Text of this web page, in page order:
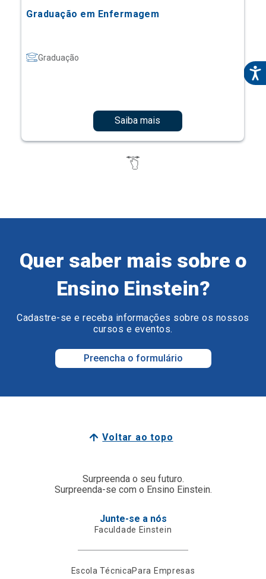
Graduação em Enfermagem
Graduação
Saiba mais
Quer saber mais sobre o
Ensino Einstein?
Cadastre-se e receba informações sobre os nossos
cursos e eventos.
Preencha o formulário
Voltar ao topo
Surpreenda o seu futuro.
Surpreenda-se com o Ensino Einstein.
Junte-se a nós
Faculdade Einstein
Escola TécnicaPara Empresas